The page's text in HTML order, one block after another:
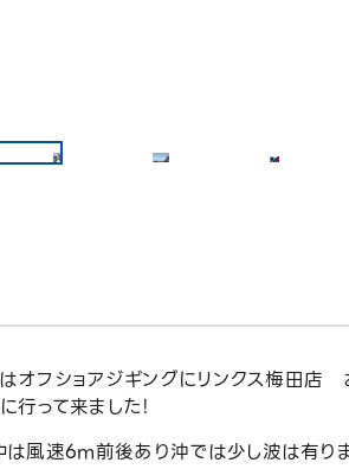
オフショアジギングにリンクス梅田
行って来ました！
風速6m前後あり沖では少し波は有りま